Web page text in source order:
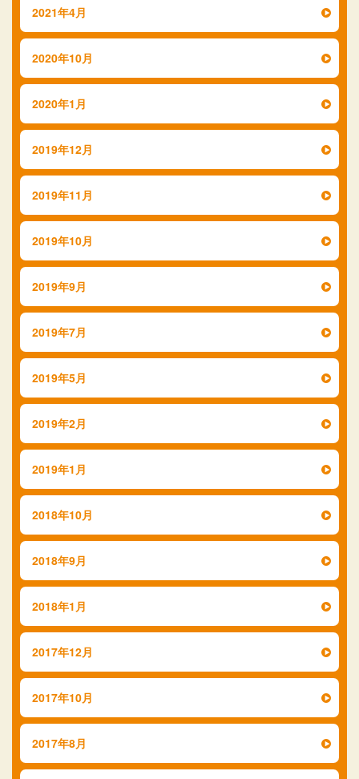
2021年4月
2020年10月
2020年1月
2019年12月
2019年11月
2019年10月
2019年9月
2019年7月
2019年5月
2019年2月
2019年1月
2018年10月
2018年9月
2018年1月
2017年12月
2017年10月
2017年8月